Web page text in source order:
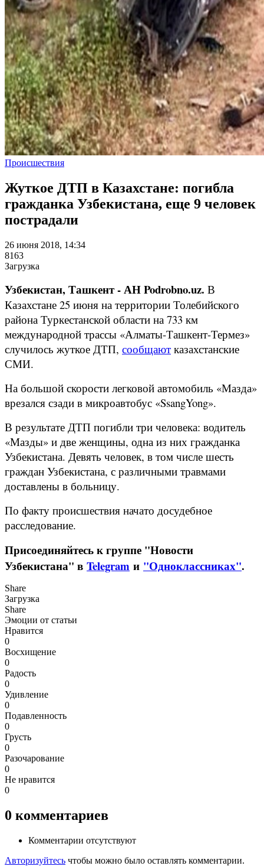
Происшествия
Жуткое ДТП в Казахстане: погибла
гражданка Узбекистана, еще 9 человек
пострадали
26 июня 2018, 14:34
8163
Загрузка
Узбекистан, Ташкент - АН Podrobno.uz. В
Казахстане 25 июня на территории Толебийского
района Туркестанской области на 733 км
международной трассы «Алматы-Ташкент-Термез»
случилось жуткое ДТП, сообщают казахстанские
СМИ.
На большой скорости легковой автомобиль «Мазда»
врезался сзади в микроавтобус «SsangYong».
В результате ДТП погибли три человека: водитель
«Мазды» и две женщины, одна из них гражданка
Узбекистана. Девять человек, в том числе шесть
граждан Узбекистана, с различными травмами
доставлены в больницу.
По факту происшествия начато досудебное
расследование.
Присоединяйтесь к группе "Новости
Узбекистана" в Telegram и "Одноклассниках".
Share
Загрузка
Share
Эмоции от статьи
Нравится
0
Восхищение
0
Радость
0
Удивление
0
Подавленность
0
Грусть
0
Разочарование
0
Не нравится
0
0 комментариев
Комментарии отсутствуют
Авторизуйтесь чтобы можно было оставлять комментарии.